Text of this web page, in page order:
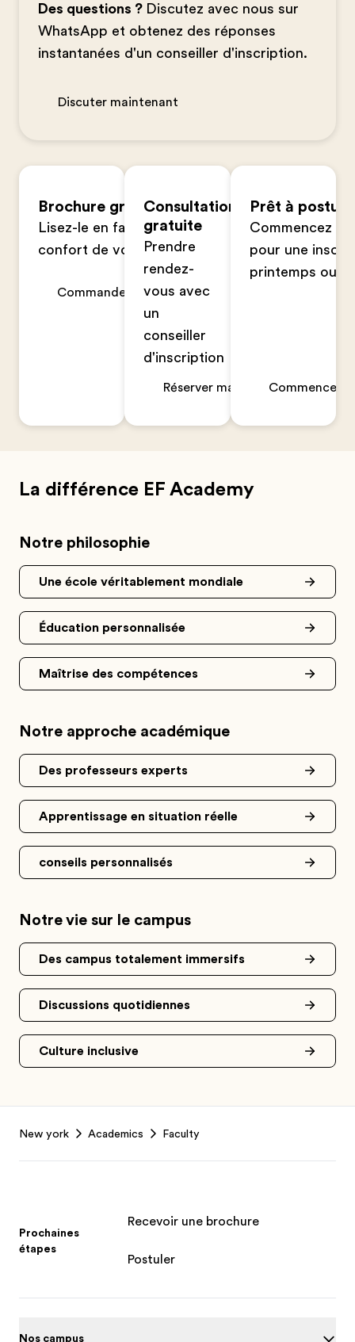
Des questions ? Discutez avec nous sur
WhatsApp et obtenez des réponses
instantanées d'un conseiller d'inscription.
Discuter maintenant
Brochure gratuite
Lisez-le en famille dans le
confort de votre foyer
Commander maintenant
Consultation
gratuite
Prendre
rendez-
vous avec
un
conseiller
d'inscription
Réserver maintenant
Prêt à
Commencez
pour une
printemps ou à
Commencer
La différence EF Academy
Notre philosophie
Une école véritablement mondiale
Éducation personnalisée
Maîtrise des compétences
Notre approche académique
Des professeurs experts
Apprentissage en situation réelle
conseils personnalisés
Notre vie sur le campus
Des campus totalement immersifs
Discussions quotidiennes
Culture inclusive
New york Academics Faculty
Prochaines
étapes
Recevoir une brochure
Postuler
Nos campus